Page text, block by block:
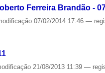
Ferreira Brandão -
07/02/2014 17:46—
21/08/2013 11:39—